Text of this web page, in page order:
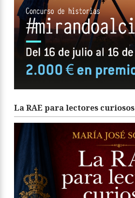
La RAE para lectores curiosos